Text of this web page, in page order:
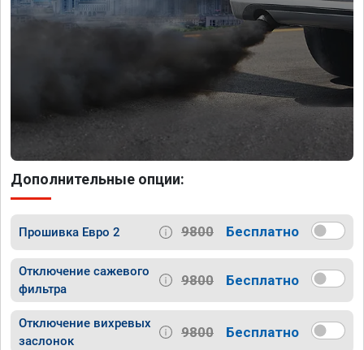
Дополнительные опции:
Прошивка Евро 2 9800 Бесплатно
Отключение сажевого
фильтра
9800 Бесплатно
Отключение вихревых
заслонок
9800 Бесплатно